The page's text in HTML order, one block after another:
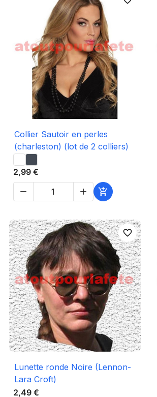
Aperçu rapide
Collier Sautoir en perles
(charleston) (lot de 2 colliers)
2,99 €

 
Aperçu rapide
favorite_border
Lunette ronde Noire (Lennon-
Lara Croft)
2,49 €